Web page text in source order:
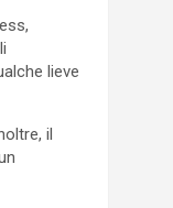
lieve
il